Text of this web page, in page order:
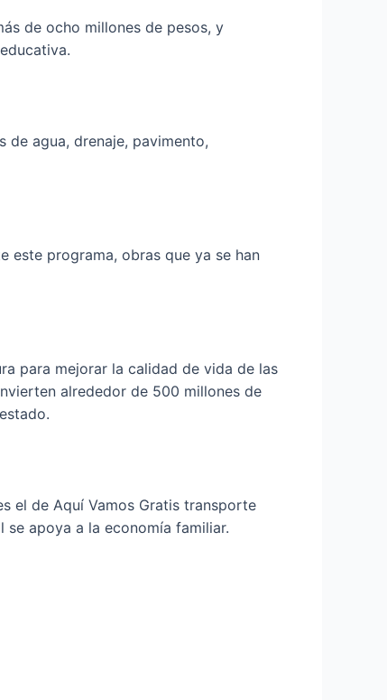
de ocho millones de pesos, y
de agua, drenaje, pavimento,
este programa, obras que ya se han
para mejorar la calidad de vida de las
alrededor de 500 millones de
el de Aquí Vamos Gratis transporte
apoya a la economía familiar.